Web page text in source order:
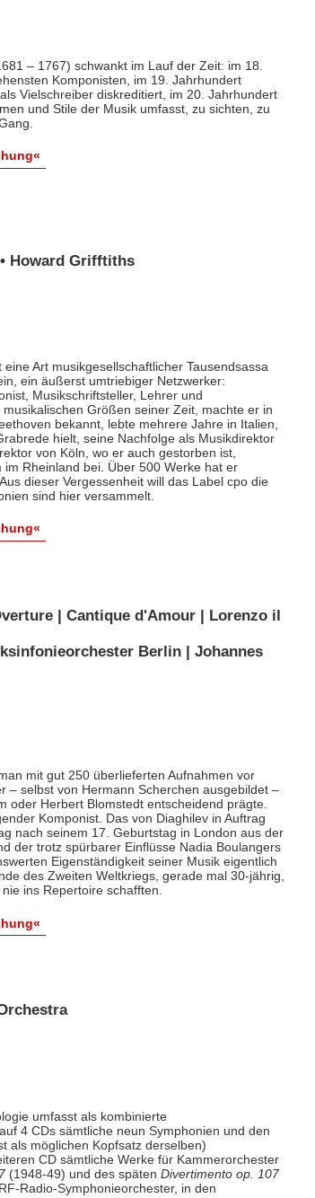
– 1767) schwankt im Lauf der Zeit: im 18.
Komponisten, im 19. Jahrhundert
Vielschreiber diskreditiert, im 20. Jahrhundert
und Stile der Musik umfasst, zu sichten, zu
Howard Grifftiths
Art musikgesellschaftlicher Tausendsassa
ein äußerst umtriebiger Netzwerker:
Musikschriftsteller, Lehrer und
Größen seiner Zeit, machte er in
bekannt, lebte mehrere Jahre in Italien,
hielt, seine Nachfolge als Musikdirektor
von Köln, wo er auch gestorben ist,
Rheinland bei. Über 500 Werke hat er
dieser Vergessenheit will das Label cpo die
sind hier versammelt.
| Cantique d'Amour | Lorenzo il
Berlin | Johannes
mit gut 250 überlieferten Aufnahmen vor
– selbst von Hermann Scherchen ausgebildet –
oder Herbert Blomstedt entscheidend prägte.
Komponist. Das von Diaghilev in Auftrag
nach seinem 17. Geburtstag in London aus der
der trotz spürbarer Einflüsse Nadia Boulangers
Eigenständigkeit seiner Musik eigentlich
des Zweiten Weltkriegs, gerade mal 30-jährig,
ins Repertoire schafften.
umfasst als kombinierte
4 CDs sämtliche neun Symphonien und den
als möglichen Kopfsatz derselben)
CD sämtliche Werke für Kammerorchester
(1948-49) und des späten Divertimento op. 107
Radio-Symphonieorchester, in den